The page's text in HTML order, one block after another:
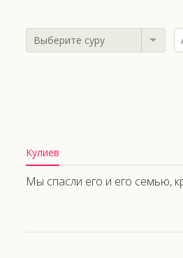
Выберите суру
Кулиев
Мы спасли его и его семью,